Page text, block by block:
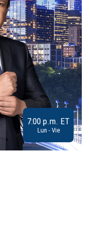
7:00 p.m. ET
Lun - Vie